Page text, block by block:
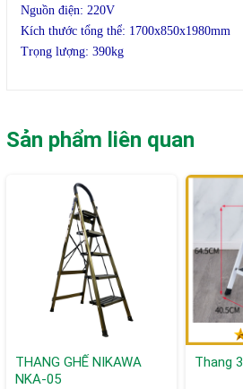
Nguồn điện: 220V
Kích thước tổng thể: 1700x850x1980mm
Trọng lượng: 390kg
Sản phẩm liên quan
THANG GHẾ NIKAWA
NKA-05
Thang